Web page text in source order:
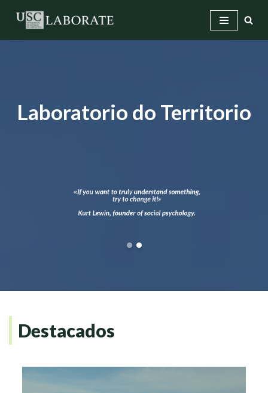
Saltar
Laboratorio do Territorio
Destacados